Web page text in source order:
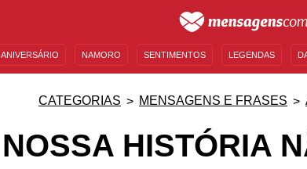
ANIVERSÁRIO NAMORO SENTIMENTOS LEGENDAS
CATEGORIAS MENSAGENS E FRASES
NOSSA HISTÓRIA